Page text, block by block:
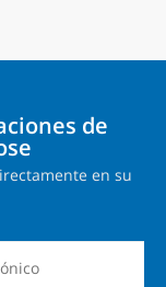
de
en su